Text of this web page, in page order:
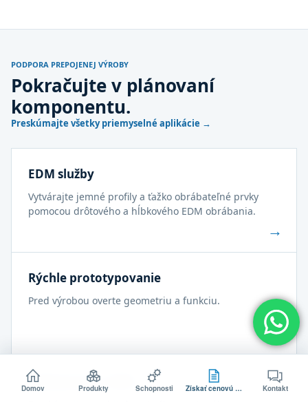
PODPORA PREPOJENEJ VÝROBY
Pokračujte v plánovaní
komponentu.
Preskúmajte všetky priemyselné aplikácie →
EDM služby
Vytvárajte jemné profily a ťažko obrábateľné prvky
pomocou drôtového a hĺbkového EDM obrábania.
→
Rýchle prototypovanie
Pred výrobou overte geometriu a funkciu.
→
Inžinierstvo a DFM
Domov Produkty Schopnosti Získať cenovú ponuku Kontakt